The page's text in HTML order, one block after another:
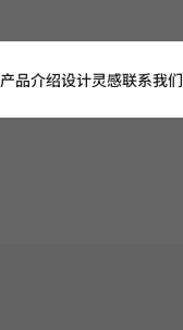
产品介绍设计灵感联系我们